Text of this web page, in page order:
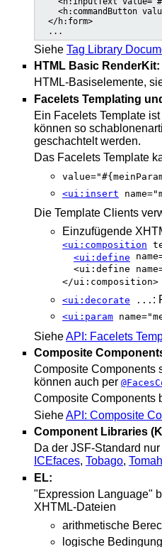
<h:commandButton
  </h:form>
Siehe Tag Library
HTML Basic RenderKit:
HTML-Basiselemente,
Facelets Templating
Ein Facelets Template
können so
geschachtelt werden.
Das Facelets Template
<ui:insert
Die Template Clients
Einzufügende
<ui:composition
<ui:define
<ui:define
</ui:composition>
<ui:decorate ... :
<ui:param
SieheAPI: Facelets
Composite
Composite Components
können auch per
Composite Components
SieheAPI: Composite
Component Libraries
Da der JSF-Standard
ICEfaces, Tobago,
EL:
"Expression Language"
XHTML-Dateien
arithmetische
logische